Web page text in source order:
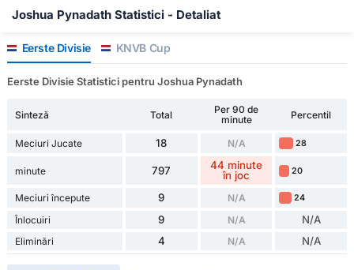
Joshua Pynadath Statistici - Detaliat
Eerste Divisie KNVB Cup
Eerste Divisie Statistici pentru Joshua Pynadath
Sinteză Total
Per 90 de
minute
Percentil
Meciuri Jucate 18 N/A 28
minute 797
44 minute
în joc
20
Meciuri începute 9 N/A 24
Înlocuiri 9 N/A N/A
Eliminări 4 N/A N/A